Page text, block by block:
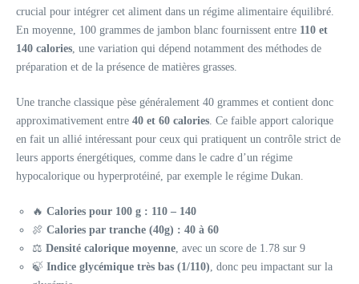
crucial pour intégrer cet aliment dans un régime alimentaire équilibré.
En moyenne, 100 grammes de jambon blanc fournissent entre 110 et
140 calories, une variation qui dépend notamment des méthodes de
préparation et de la présence de matières grasses.
Une tranche classique pèse généralement 40 grammes et contient donc
approximativement entre 40 et 60 calories. Ce faible apport calorique
en fait un allié intéressant pour ceux qui pratiquent un contrôle strict de
leurs apports énergétiques, comme dans le cadre d’un régime
hypocalorique ou hyperprotéiné, par exemple le régime Dukan.
🔥 Calories pour 100 g : 110 – 140
🍖 Calories par tranche (40g) : 40 à 60
⚖️ Densité calorique moyenne, avec un score de 1.78 sur 9
🍃 Indice glycémique très bas (1/110), donc peu impactant sur la